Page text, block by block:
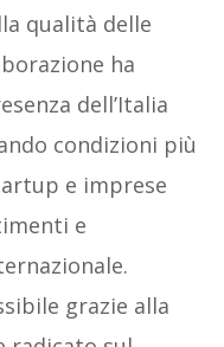
qualità delle
ha
dell’Italia
condizioni più
e imprese
e
grazie alla